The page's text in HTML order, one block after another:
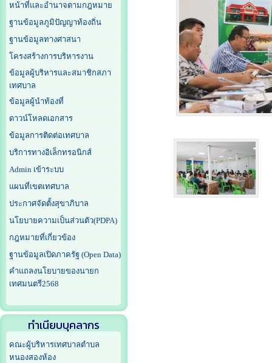
หน้าที่และอำนาจตามกฎหมาย
ฐานข้อมูลภูมิปัญญาท้องถิ่น
ฐานข้อมูลทางศาสนา
โครงสร้างการบริหารงาน
ข้อมูลผู้บริหารและสมาชิกสภา
เทศบาล
ข้อมูลผู้นำท้องที่
ดาวน์โหลดเอกสาร
ข้อมูลการติดต่อเทศบาล
บริการทางอิเล็กทรอนิกส์
Admin เข้าระบบ
แผนที่เขตเทศบาล
ประกาศจัดตั้งสุขาภิบาล
นโยบายความเป็นส่วนตัว(PDPA)
กฎหมายที่เกี่ยวข้อง
ฐานข้อมูลเปิดภาครัฐ (Open Data)
คำแถลงนโยบายของนายก
เทศมนตรี2568
ทำเนียบบุคลากร
คณะผู้บริหารเทศบาลตำบล
หนองสองห้อง